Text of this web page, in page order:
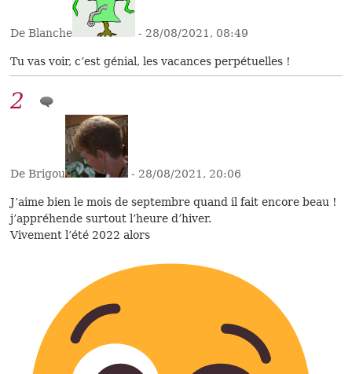
De Blanche - 28/08/2021, 08:49
Tu vas voir, c’est génial, les vacances perpétuelles !
2
De Brigou - 28/08/2021, 20:06
J’aime bien le mois de septembre quand il fait encore beau !
j’appréhende surtout l’heure d’hiver.
Vivement l’été 2022 alors